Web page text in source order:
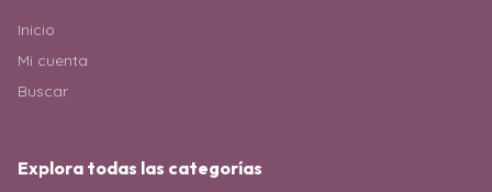
Inicio
Mi cuenta
Buscar
Explora todas las categorías